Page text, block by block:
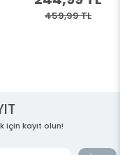
459,99 TL
için kayıt olun!